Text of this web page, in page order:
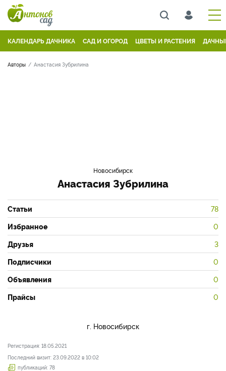
КАЛЕНДАРЬ ДАЧНИКА САД И ОГОРОД ЦВЕТЫ И РАСТЕНИЯ
Авторы Анастасия Зубрилина
Новосибирск
Анастасия Зубрилина
Статьи 78
Избранное 0
Друзья 3
Подписчики 0
Объявления 0
Прайсы 0
г. Новосибирск
Регистрация: 18.05.2021
Последний визит: 23.09.2022 в 10:02
публикаций: 78